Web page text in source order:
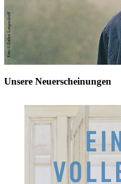
Unsere Neuerscheinungen